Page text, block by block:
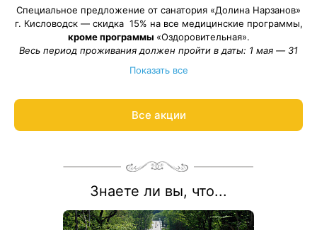
Специальное предложение от санатория «Долина Нарзанов»
г. Кисловодск — скидка 15% на все медицинские программы,
кроме программы «Оздоровительная».
Весь период проживания должен пройти в даты: 1 мая — 31
августа 2026.
Рассчитаем цену со скидкой и забронируем отдых по
Показать все
Все акции
Знаете ли вы, что...